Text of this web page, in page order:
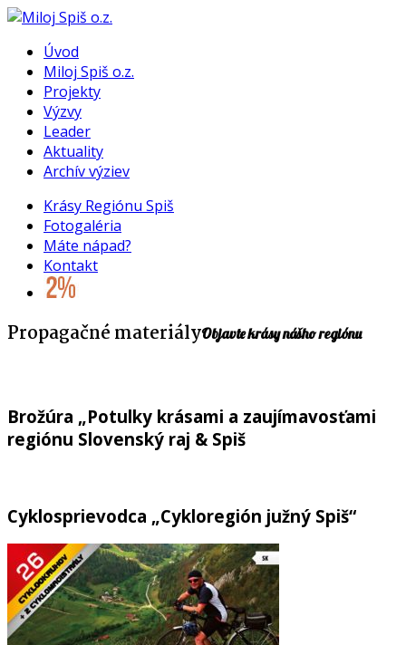
Úvod
Miloj Spiš o.z.
Projekty
Výzvy
Leader
Aktuality
Archív výziev
Krásy Regiónu Spiš
Fotogaléria
Máte nápad?
Kontakt
Propagačné materiályObjavte krásy nášho regiónu
Brožúra „Potulky krásami a zaujímavosťami
regiónu Slovenský raj & Spiš
Cyklosprievodca „Cykloregión južný Spiš“